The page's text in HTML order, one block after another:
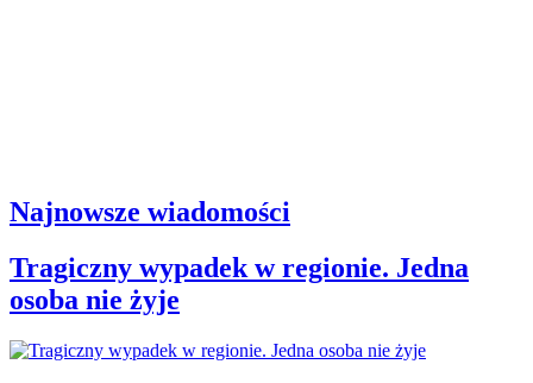
Najnowsze wiadomości
Tragiczny wypadek w regionie. Jedna
osoba nie żyje